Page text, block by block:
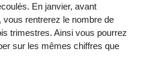
En janvier, avant
vous rentrerez le nombre de
trimestres. Ainsi vous pourrez
sur les mêmes chiffres que